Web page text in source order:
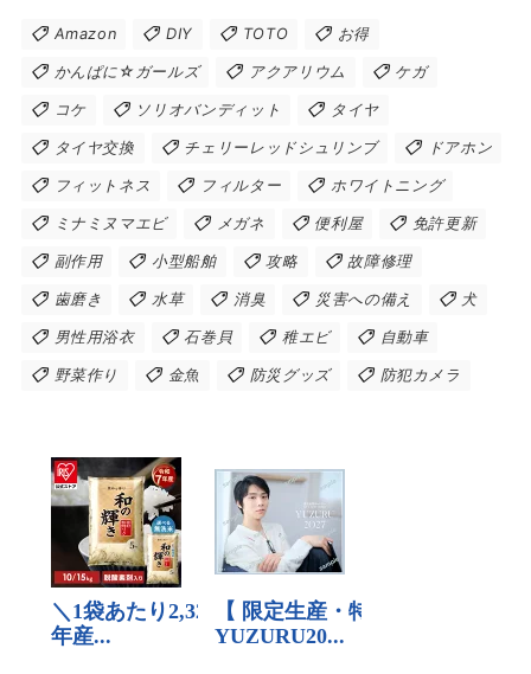
Amazon DIY TOTO お得
かんぱに☆ガールズ アクアリウム ケガ
コケ ソリオバンディット タイヤ
タイヤ交換 チェリーレッドシュリンブ ドアホン
フィットネス フィルター ホワイトニング
ミナミヌマエビ メガネ 便利屋 免許更新
副作用 小型船舶 攻略 故障修理
歯磨き 水草 消臭 災害への備え 犬
男性用浴衣 石巻貝 稚エビ 自動車
野菜作り 金魚 防災グッズ 防犯カメラ